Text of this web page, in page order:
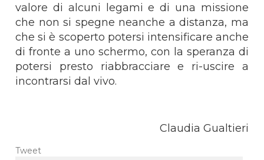
valore di alcuni legami e di una missione
che non si spegne neanche a distanza, ma
che si è scoperto potersi intensificare anche
di fronte a uno schermo, con la speranza di
potersi presto riabbracciare e ri-uscire a
incontrarsi dal vivo.
Claudia Gualtieri
Tweet